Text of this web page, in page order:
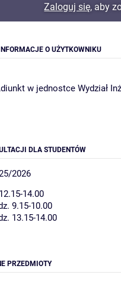
Zaloguj się, aby
O UŻYTKOWNIKU
w jednostce Wydział
DLA STUDENTÓW
2026
14.00
9.15-10.00
13.15-14.00
PRZEDMIOTY